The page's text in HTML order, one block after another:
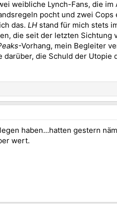
weibliche Lynch-Fans, die im
pocht und zwei
das. LH stand für mich stets
die seit der letzten Sichtung
-Vorhang, mein Begleiter
die Schuld der Utopie
haben...hatten gestern
wert.